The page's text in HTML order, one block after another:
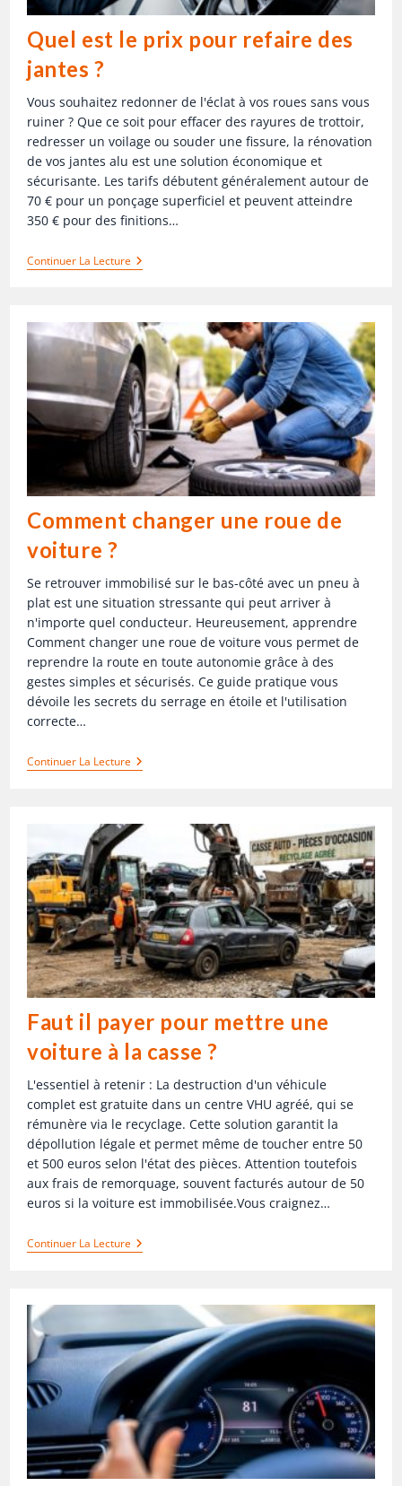
Quel est le prix pour refaire des
jantes ?
Vous souhaitez redonner de l'éclat à vos roues sans vous
ruiner ? Que ce soit pour effacer des rayures de trottoir,
redresser un voilage ou souder une fissure, la rénovation
de vos jantes alu est une solution économique et
sécurisante. Les tarifs débutent généralement autour de
70 € pour un ponçage superficiel et peuvent atteindre
350 € pour des finitions…
Continuer La Lecture
Comment changer une roue de
voiture ?
Se retrouver immobilisé sur le bas-côté avec un pneu à
plat est une situation stressante qui peut arriver à
n'importe quel conducteur. Heureusement, apprendre
Comment changer une roue de voiture vous permet de
reprendre la route en toute autonomie grâce à des
gestes simples et sécurisés. Ce guide pratique vous
dévoile les secrets du serrage en étoile et l'utilisation
correcte…
Continuer La Lecture
Faut il payer pour mettre une
voiture à la casse ?
L'essentiel à retenir : La destruction d'un véhicule
complet est gratuite dans un centre VHU agréé, qui se
rémunère via le recyclage. Cette solution garantit la
dépollution légale et permet même de toucher entre 50
et 500 euros selon l'état des pièces. Attention toutefois
aux frais de remorquage, souvent facturés autour de 50
euros si la voiture est immobilisée.Vous craignez…
Continuer La Lecture